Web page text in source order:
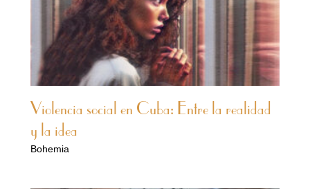
Violencia social en Cuba: Entre la realidad
y la idea
Bohemia